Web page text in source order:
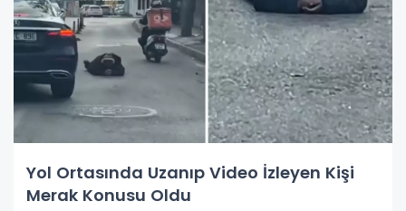
Yol Ortasında Uzanıp Video İzleyen Kişi
Merak Konusu Oldu